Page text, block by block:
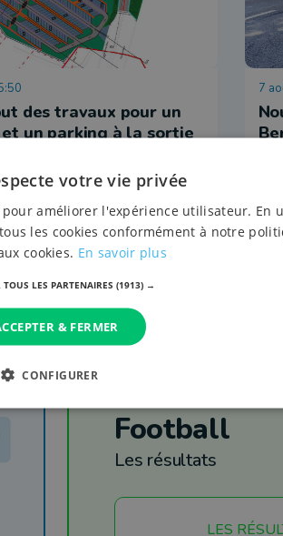
des travaux pour un
un parking à la sortie
7
Football
Les résultats
LES
votre vie privée
améliorer l'expérience utilisateur. En
les cookies conformément à notre
cookies. En savoir plus
TOUS LES PARTENAIRES (1913) →
& FERMER
CONFIGURER